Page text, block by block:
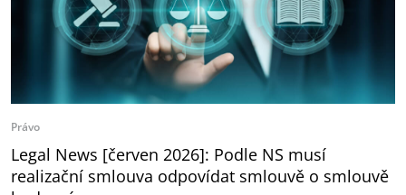
Právo
Legal News [červen 2026]: Podle NS musí
realizační smlouva odpovídat smlouvě o smlouvě